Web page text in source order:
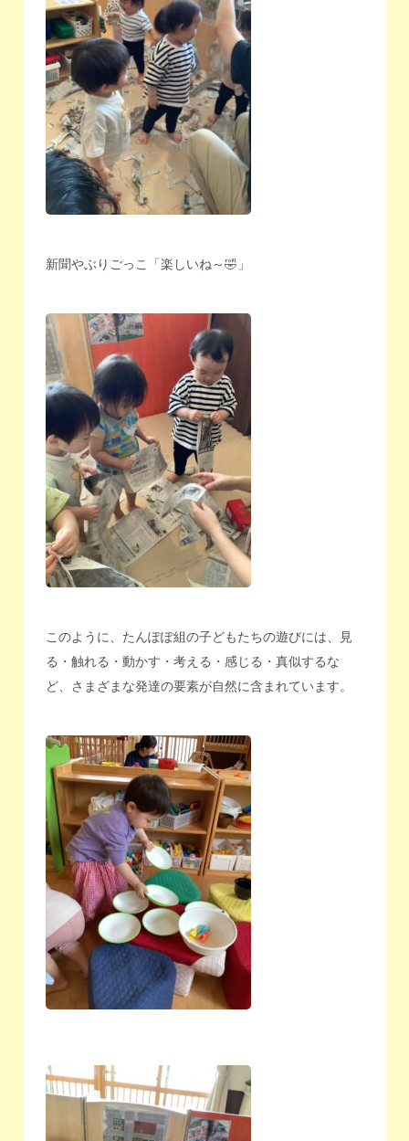
新聞やぶりごっこ「楽しいね～🤣」
このように、たんぽぽ組の子どもたちの遊びには、見
る・触れる・動かす・考える・感じる・真似するな
ど、さまざまな発達の要素が自然に含まれています。